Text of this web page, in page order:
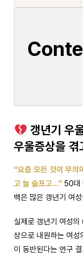
갱년기 우
우울증상을 겪
“요즘 모든 것이 무의
고 늘 슬프고…” 50대
백은 많은 갱년기 여
실제로 갱년기 여성
상으로 내원하는 여
이 동반된다는 연구